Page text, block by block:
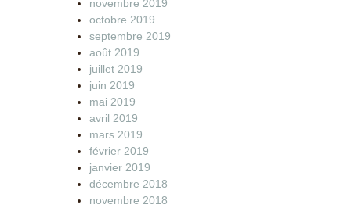
novembre 2019
octobre 2019
septembre 2019
août 2019
juillet 2019
juin 2019
mai 2019
avril 2019
mars 2019
février 2019
janvier 2019
décembre 2018
novembre 2018